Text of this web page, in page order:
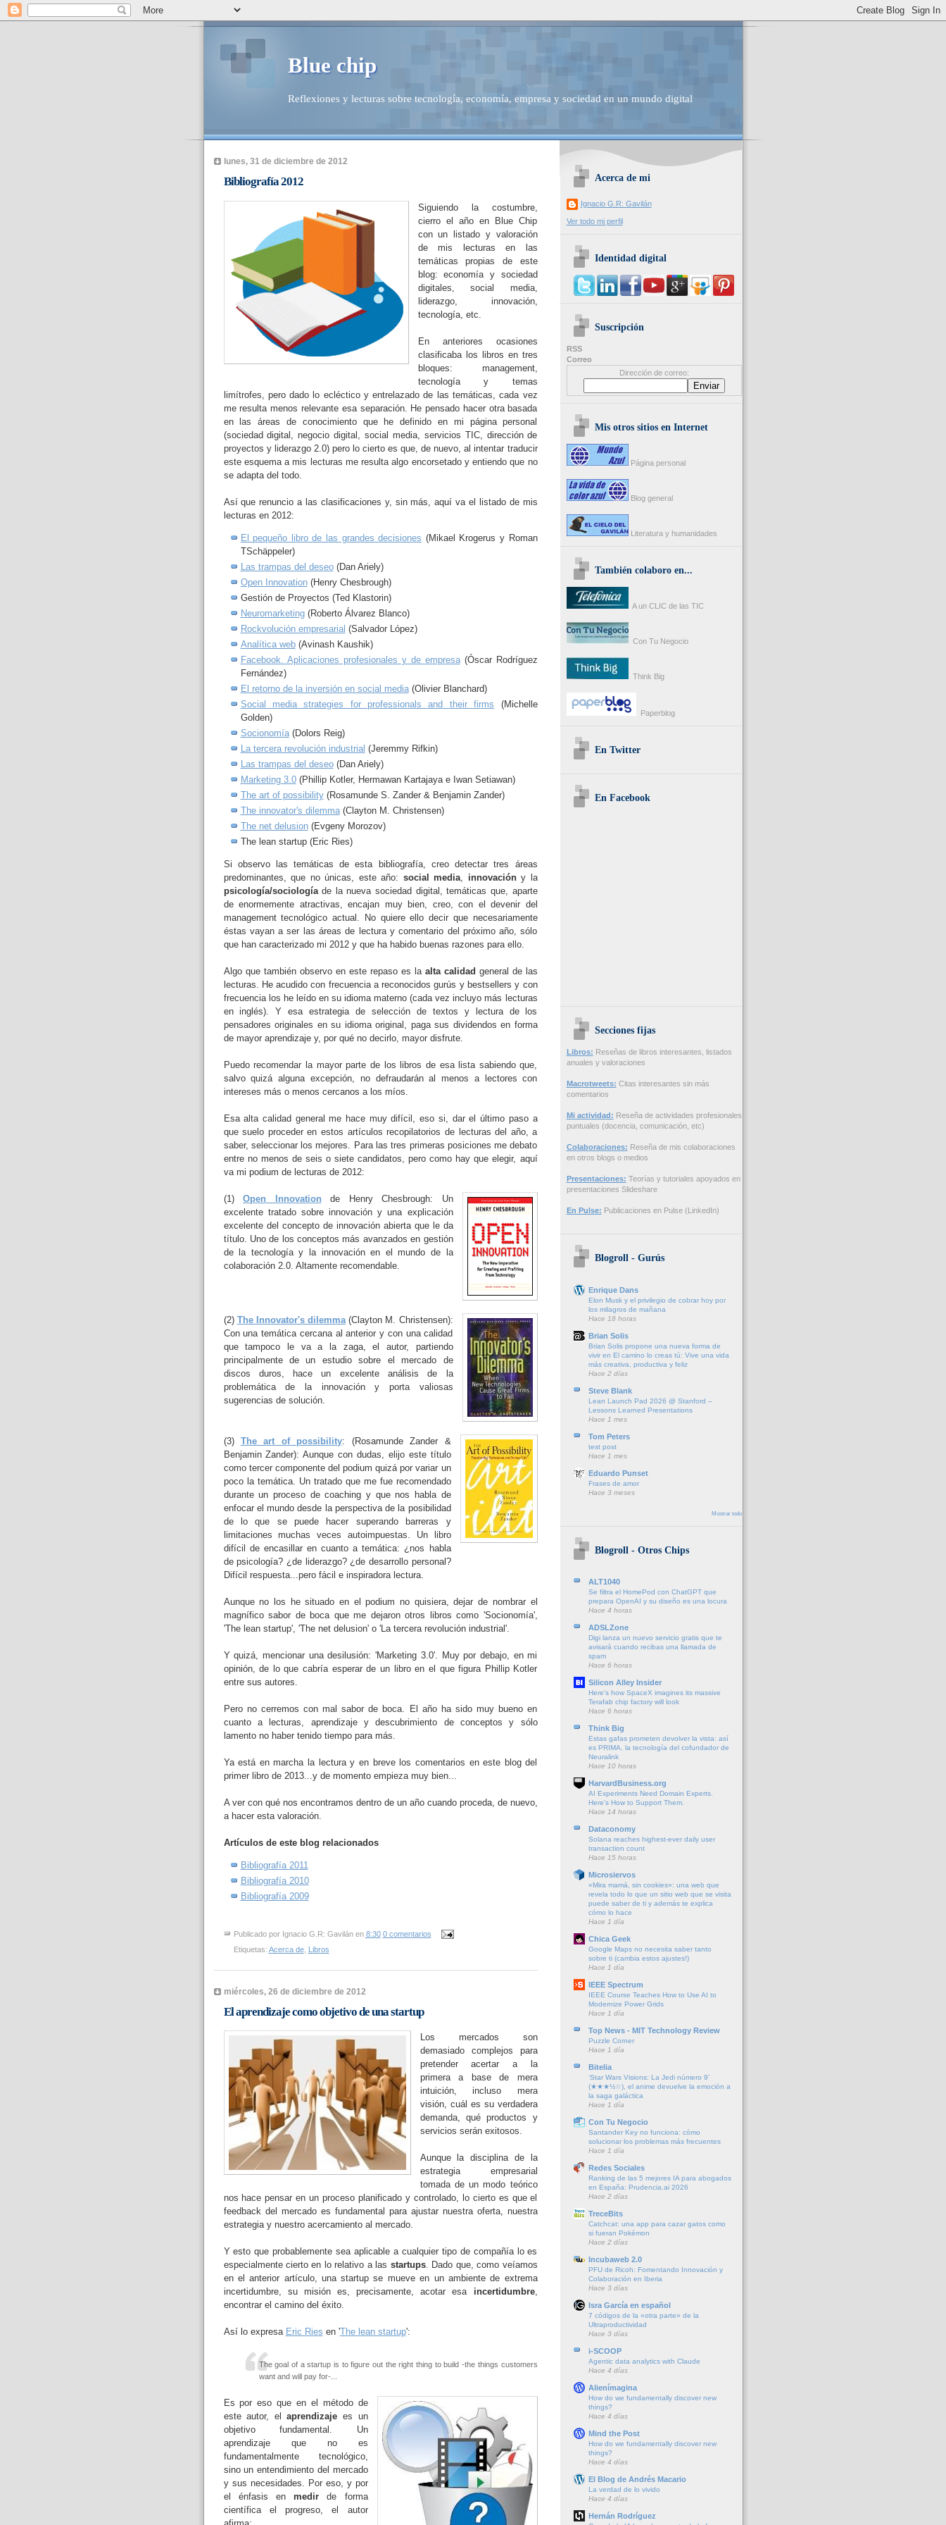
Blue chip
Reflexiones y lecturas sobre tecnología, economía, empresa y sociedad en un mundo digital
lunes, 31 de diciembre de 2012
Bibliografía 2012
Siguiendo la costumbre,
cierro el año en Blue Chip
con un listado y valoración
de mis lecturas en las
temáticas propias de este
blog: economía y sociedad
digitales, social media,
liderazgo, innovación,
tecnología, etc.
En anteriores ocasiones
clasificaba los libros en tres
bloques: management,
tecnología y temas
limítrofes, pero dado lo ecléctico y entrelazado de las temáticas, cada vez
me resulta menos relevante esa separación. He pensado hacer otra basada
en las áreas de conocimiento que he definido en mi página personal
(sociedad digital, negocio digital, social media, servicios TIC, dirección de
proyectos y liderazgo 2.0) pero lo cierto es que, de nuevo, al intentar traducir
este esquema a mis lecturas me resulta algo encorsetado y entiendo que no
se adapta del todo.
Así que renuncio a las clasificaciones y, sin más, aquí va el listado de mis
lecturas en 2012:
El pequeño libro de las grandes decisiones (Mikael Krogerus y Roman
TSchäppeler)
Las trampas del deseo(Dan Ariely)
Open Innovation(Henry Chesbrough)
Gestión de Proyectos (Ted Klastorin)
Neuromarketing(Roberto Álvarez Blanco)
Rockvolución empresarial (Salvador López)
Analítica web(Avinash Kaushik)
Facebook. Aplicaciones profesionales y de empresa(Óscar Rodríguez
Fernández)
El retorno de la inversión en social media(Olivier Blanchard)
Social media strategies for professionals and their firms (Michelle
Golden)
Socionomía(Dolors Reig)
La tercera revolución industrial (Jeremmy Rifkin)
Las trampas del deseo(Dan Ariely)
Marketing 3.0(Phillip Kotler, Hermawan Kartajaya e Iwan Setiawan)
The art of possibility(Rosamunde S. Zander & Benjamin Zander)
The innovator's dilemma(Clayton M. Christensen)
The net delusion(Evgeny Morozov)
The lean startup (Eric Ries)
Si observo las temáticas de esta bibliografía, creo detectar tres áreas
predominantes, que no únicas, este año: social media innovacióny la
psicología/sociologíade la nueva sociedad digital, temáticas que, aparte
de enormemente atractivas, encajan muy bien, creo, con el devenir del
management tecnológico actual. No quiere ello decir que necesariamente
éstas vayan a ser las áreas de lectura y comentario del próximo año, sólo
que han caracterizado mi 2012 y que ha habido buenas razones para ello.
Algo que también observo en este repaso es la alta calidad general de las
lecturas. He acudido con frecuencia a reconocidos gurús y bestsellers y con
frecuencia los he leído en su idioma materno (cada vez incluyo más lecturas
en inglés). Y esa estrategia de selección de textos y lectura de los
pensadores originales en su idioma original, paga sus dividendos en forma
de mayor aprendizaje y, por qué no decirlo, mayor disfrute.
Puedo recomendar la mayor parte de los libros de esa lista sabiendo que,
salvo quizá alguna excepción, no defraudarán al menos a lectores con
intereses más o menos cercanos a los míos.
Esa alta calidad general me hace muy difícil, eso si, dar el último paso a
que suelo proceder en estos artículos recopilatorios de lecturas del año, a
saber, seleccionar los mejores. Para las tres primeras posiciones me debato
entre no menos de seis o siete candidatos, pero como hay que elegir, aquí
va mi podium de lecturas de 2012:
(1) Open Innovation de Henry Chesbrough: Un
excelente tratado sobre innovación y una explicación
excelente del concepto de innovación abierta que le da
título. Uno de los conceptos más avanzados en gestión
de la tecnología y la innovación en el mundo de la
colaboración 2.0. Altamente recomendable.
(2) The Innovator's dilemma (Clayton M. Christensen):
Con una temática cercana al anterior y con una calidad
que tampoco le va a la zaga, el autor, partiendo
principalmente de un estudio sobre el mercado de
discos duros, hace un excelente análisis de la
problemática de la innovación y porta valiosas
sugerencias de solución.
(3) The art of possibility: (Rosamunde Zander &
Benjamin Zander): Aunque con dudas, elijo este título
como tercer componente del podium quizá por variar un
poco la temática. Un tratado que me fue recomendado
durante un proceso de coaching y que nos habla de
enfocar el mundo desde la perspectiva de la posibilidad
de lo que se puede hacer superando barreras y
limitaciones muchas veces autoimpuestas. Un libro
difícil de encasillar en cuanto a temática: ¿nos habla
de psicología? ¿de liderazgo? ¿de desarrollo personal?
Difícil respuesta...pero fácil e inspiradora lectura.
Aunque no los he situado en el podium no quisiera, dejar de nombrar el
magnífico sabor de boca que me dejaron otros libros como 'Socionomía',
'The lean startup', 'The net delusion' o 'La tercera revolución industrial'.
Y quizá, mencionar una desilusión: 'Marketing 3.0'. Muy por debajo, en mi
opinión, de lo que cabría esperar de un libro en el que figura Phillip Kotler
entre sus autores.
Pero no cerremos con mal sabor de boca. El año ha sido muy bueno en
cuanto a lecturas, aprendizaje y descubrimiento de conceptos y sólo
lamento no haber tenido tiempo para más.
Ya está en marcha la lectura y en breve los comentarios en este blog del
primer libro de 2013...y de momento empieza muy bien...
A ver con qué nos encontramos dentro de un año cuando proceda, de nuevo,
a hacer esta valoración.
Artículos de este blog relacionados
Bibliografía 2011
Bibliografía 2010
Bibliografía 2009
Publicado por Ignacio G.R: Gavilán en 8:30 0 comentarios
Etiquetas: Acerca de, Libros
miércoles, 26 de diciembre de 2012
El aprendizaje como objetivo de una startup
Los mercados son
demasiado complejos para
pretender acertar a la
primera a base de mera
intuición, incluso mera
visión, cuál es su verdadera
demanda, qué productos y
servicios serán exitosos.
Aunque la disciplina de la
estrategia empresarial
tomada de un modo teórico
nos hace pensar en un proceso planificado y controlado, lo cierto es que el
feedback del mercado es fundamental para ajustar nuestra oferta, nuestra
estrategia y nuestro acercamiento al mercado.
Y esto que probablemente sea aplicable a cualquier tipo de compañía lo es
especialmente cierto en lo relativo a las startups. Dado que, como veíamos
en el anterior artículo, una startup se mueve en un ambiente de extrema
incertidumbre, su misión es, precisamente, acotar esa incertidumbre,
encontrar el camino del éxito.
Así lo expresa Eric Ries en 'The lean startup':
The goal of a startup is to figure out the right thing to build -the things customers
want and will pay for-...
Es por eso que en el método de
este autor, elaprendizaje es un
objetivo fundamental. Un
aprendizaje que no es
fundamentalmente tecnológico,
sino un entendimiento del mercado
y sus necesidades. Por eso, y por
el énfasis enmedir de forma
científica el progreso, el autor
Acerca de mi
Ignacio G.R: Gavilán
Ver todo mi perfil
Identidad digital
Suscripción
RSS
Correo
Dirección de correo:
Mis otros sitios en Internet
Página personal
Blog general
Literatura y humanidades
También colaboro en...
A un CLIC de las TIC
Con Tu Negocio
Think Big
Paperblog
En Twitter
En Facebook
Secciones fijas
Libros: Reseñas de libros interesantes, listados
anuales y valoraciones
Macrotweets: Citas interesantes sin más
comentarios
Mi actividad: Reseña de actividades profesionales
puntuales (docencia, comunicación, etc)
Colaboraciones: Reseña de mis colaboraciones
en otros blogs o medios
Presentaciones: Teorías y tutoriales apoyados en
presentaciones Slideshare
En Pulse: Publicaciones en Pulse (LinkedIn)
Blogroll - Gurús
Enrique Dans
Elon Musk y el privilegio de cobrar hoy por
los milagros de mañana
Hace 18 horas
Brian Solis
Brian Solis propone una nueva forma de
vivir en El camino lo creas tú: Vive una vida
más creativa, productiva y feliz
Hace 2 días
Steve Blank
Lean Launch Pad 2026 @ Stanford –
Lessons Learned Presentations
Hace 1 mes
Tom Peters
test post
Hace 1 mes
Eduardo Punset
Frases de amor
Hace 3 meses
Mostrar todo
Blogroll - Otros Chips
ALT1040
Se filtra el HomePod con ChatGPT que
prepara OpenAI y su diseño es una locura
Hace 4 horas
ADSLZone
Digi lanza un nuevo servicio gratis que te
avisará cuando recibas una llamada de
spam
Hace 6 horas
Silicon Alley Insider
Here's how SpaceX imagines its massive
Terafab chip factory will look
Hace 6 horas
Think Big
Estas gafas prometen devolver la vista: así
es PRIMA, la tecnología del cofundador de
Neuralink
Hace 10 horas
HarvardBusiness.org
AI Experiments Need Domain Experts.
Here’s How to Support Them.
Hace 14 horas
Dataconomy
Solana reaches highest-ever daily user
transaction count
Hace 15 horas
Microsiervos
«Mira mamá, sin cookies»: una web que
revela todo lo que un sitio web que se visita
puede saber de ti y además te explica
cómo lo hace
Hace 1 día
Chica Geek
Google Maps no necesita saber tanto
sobre ti (cambia estos ajustes!)
Hace 1 día
IEEE Spectrum
IEEE Course Teaches How to Use AI to
Modernize Power Grids
Hace 1 día
Top News - MIT Technology Review
Puzzle Corner
Hace 1 día
Bitelia
‘Star Wars Visions: La Jedi número 9’
(★★★½☆), el anime devuelve la emoción a
la saga galáctica
Hace 1 día
Con Tu Negocio
Santander Key no funciona: cómo
solucionar los problemas más frecuentes
Hace 1 día
Redes Sociales
Ranking de las 5 mejores IA para abogados
en España: Prudencia.ai 2026
Hace 2 días
TreceBits
Catchcat: una app para cazar gatos como
si fueran Pokémon
Hace 2 días
Incubaweb 2.0
PFU de Ricoh: Fomentando Innovación y
Colaboración en Iberia
Hace 3 días
Isra García en español
7 códigos de la «otra parte» de la
Ultraproductividad
Hace 3 días
i-SCOOP
Agentic data analytics with Claude
Hace 4 días
Alienímagina
How do we fundamentally discover new
things?
Hace 4 días
Mind the Post
How do we fundamentally discover new
things?
Hace 4 días
El Blog de Andrés Macario
La verdad de lo vivido
Hace 4 días
Hernán Rodríguez